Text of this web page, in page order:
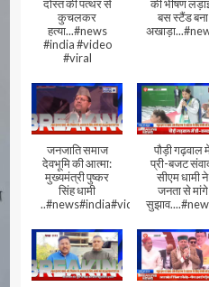
दोस्त की पत्थर से
कुचलकर
हत्या...#news
#india #video
#viral
की भीषण
बस स्टैंड बना
जनजाति समाज
देवभूमि की आत्मा:
मुख्यमंत्री पुष्कर
सिंह धामी
..#news#india#video#viral
पौड़ी गढ़वाल
प्री-बजट
सीएम धामी ने
जनता से मांगे